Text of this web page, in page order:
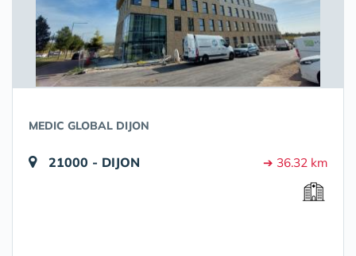
MEDIC GLOBAL DIJON
21000 - DIJON ➔ 36.32 km